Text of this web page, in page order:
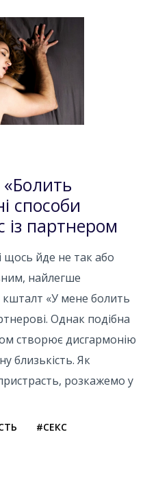
способи
партнером
щось йде не так або
найлегше
«У мене болить
Однак подібна
створює дисгармонію
близькість. Як
розкажемо у
#СЕКС